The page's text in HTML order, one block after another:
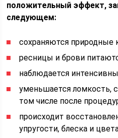
положительный эффект,
следующем:
сохраняются природные
ресницы и брови
наблюдается
уменьшается ломкость,
том числе после
происходит
упругости, блеска и